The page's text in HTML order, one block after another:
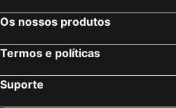
Os nossos produtos
Termos e políticas
Suporte